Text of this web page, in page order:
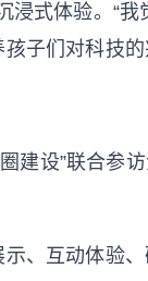
浸式体验。“我
子们对科技的
建设”联合参
、互动体验、